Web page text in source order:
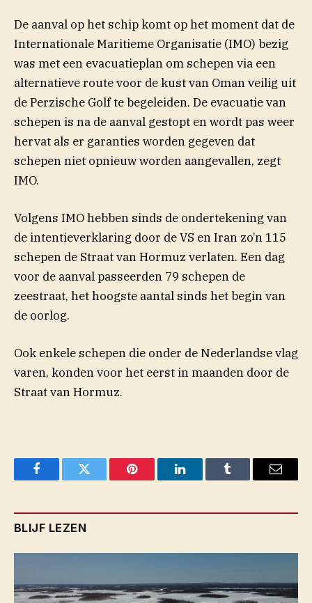
De aanval op het schip komt op het moment dat de
Internationale Maritieme Organisatie (IMO) bezig
was met een evacuatieplan om schepen via een
alternatieve route voor de kust van Oman veilig uit
de Perzische Golf te begeleiden. De evacuatie van
schepen is na de aanval gestopt en wordt pas weer
hervat als er garanties worden gegeven dat
schepen niet opnieuw worden aangevallen, zegt
IMO.
Volgens IMO hebben sinds de ondertekening van
de intentieverklaring door de VS en Iran zo’n 115
schepen de Straat van Hormuz verlaten. Een dag
voor de aanval passeerden 79 schepen de
zeestraat, het hoogste aantal sinds het begin van
de oorlog.
Ook enkele schepen die onder de Nederlandse vlag
varen, konden voor het eerst in maanden door de
Straat van Hormuz.
FacebookTwitter Pinterest LinkedInTumblr Email
BLIJF LEZEN